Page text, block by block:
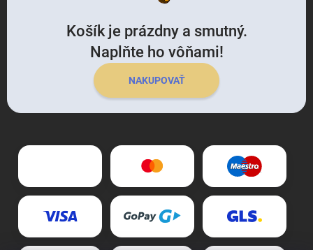
Košík je prázdny a smutný.
Naplňte ho vôňami!
NAKUPOVAŤ